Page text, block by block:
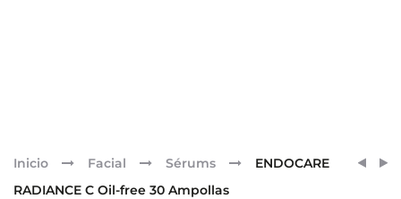
Inicio Facial Sérums
ENDOCARE
RADIANCE C Oil-free 30 Ampollas